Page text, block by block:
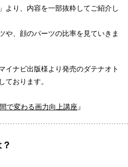
」より、内容を一部抜粋してご紹介し
や、顔のパーツの比率を見ていきま
イナビ出版様より発売のダテナオト
ております。
で変わる画力向上講座 』